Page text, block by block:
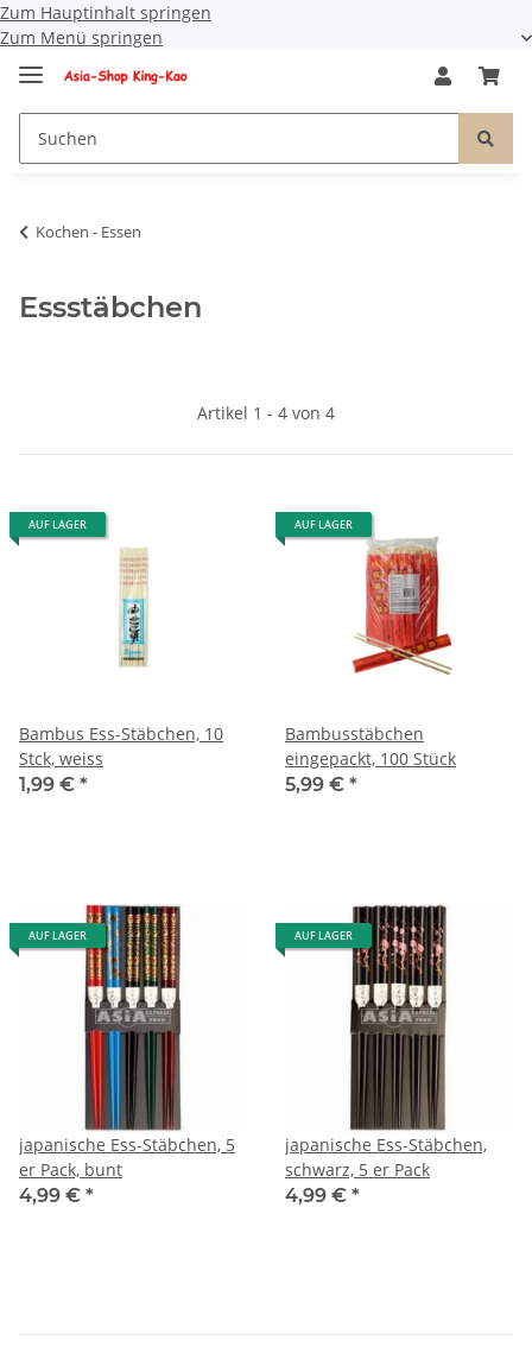
Zum Hauptinhalt springen
Zum Menü springen
Kochen - Essen
Essstäbchen
Artikel 1 - 4 von 4
AUF LAGER
Bambus Ess-Stäbchen, 10
Stck, weiss
1,99 € *
AUF LAGER
Bambusstäbchen
eingepackt, 100 Stück
5,99 € *
AUF LAGER
japanische Ess-Stäbchen, 5
er Pack, bunt
4,99 € *
AUF LAGER
japanische Ess-Stäbchen,
schwarz, 5 er Pack
4,99 € *